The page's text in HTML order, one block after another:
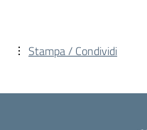
Stampa / Condividi